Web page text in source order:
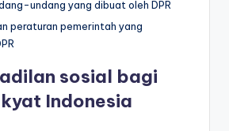
undang yang dibuat oleh DPR
peraturan pemerintah yang
sosial bagi
Indonesia